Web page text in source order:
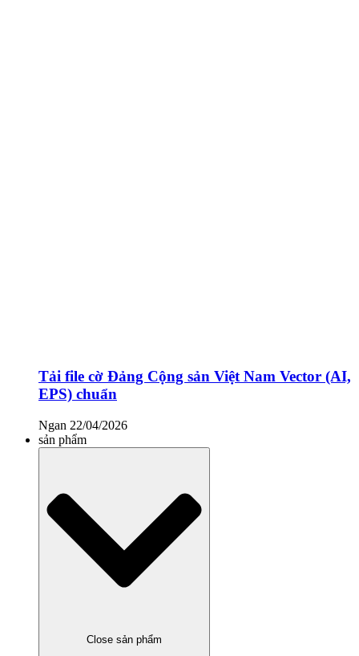
Tải file cờ Đảng Cộng sản Việt Nam Vector (AI,
EPS) chuẩn
Ngan 22/04/2026
sản phẩm
Close sản phẩm